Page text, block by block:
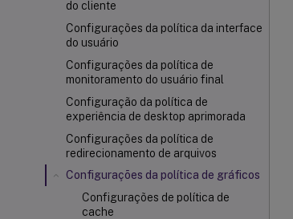
do cliente
Configurações da política da interface
do usuário
Configurações da política de
monitoramento do usuário final
Configuração da política de
experiência de desktop aprimorada
Configurações da política de
redirecionamento de arquivos
Configurações da política de gráficos
Configurações de política de
cache